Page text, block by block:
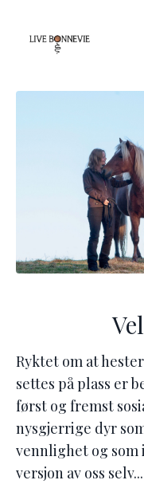
Ryktet om at
settes på plass er
først og fremst
nysgjerrige dyr
vennlighet og som
versjon av oss